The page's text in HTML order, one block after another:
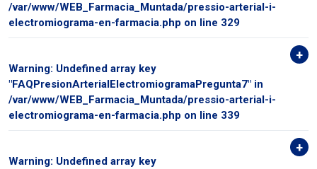
/var/www/WEB_Farmacia_Muntada/pressio-arterial-i-
electromiograma-en-farmacia.php on line 329
Warning: Undefined array key
"FAQPresionArterialElectromiogramaPregunta7" in
/var/www/WEB_Farmacia_Muntada/pressio-arterial-i-
electromiograma-en-farmacia.php on line 339
Warning: Undefined array key